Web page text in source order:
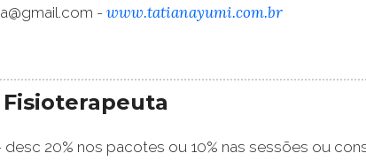
- www.tatianayumi.com.br
20% nos pacotes ou 10% nas sessões ou